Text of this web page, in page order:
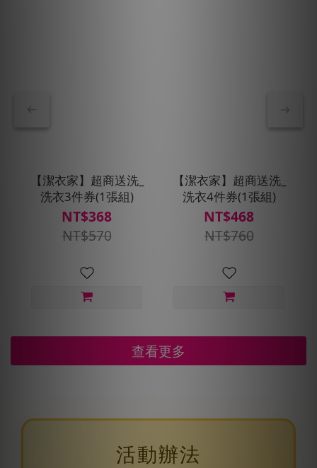
【潔衣家】超商送洗_
洗衣3件券(1張組)
NT$368
NT$570
【潔衣家】超商送洗_
洗衣4件券(1張組)
NT$468
NT$760
查看更多
活動辦法